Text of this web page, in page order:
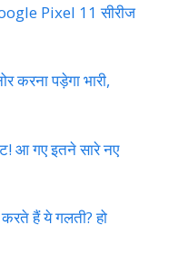
Pixel 11 सीरीज
करना पड़ेगा भारी,
आ गए इतने सारे नए
करते हैं ये गलती? हो